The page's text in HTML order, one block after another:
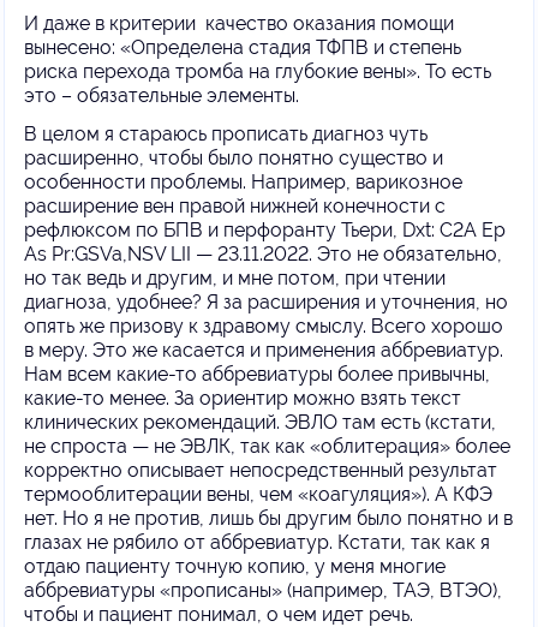
И даже в критерии качество оказания помощи
вынесено: «Определена стадия ТФПВ и степень
риска перехода тромба на глубокие вены». То есть
это – обязательные элементы.
В целом я стараюсь прописать диагноз чуть
расширенно, чтобы было понятно существо и
особенности проблемы. Например, варикозное
расширение вен правой нижней конечности с
рефлюксом по БПВ и перфоранту Тьери, Dxt: C2A Ep
As Pr:GSVa,NSV LII — 23.11.2022. Это не обязательно,
но так ведь и другим, и мне потом, при чтении
диагноза, удобнее? Я за расширения и уточнения, но
опять же призову к здравому смыслу. Всего хорошо
в меру. Это же касается и применения аббревиатур.
Нам всем какие-то аббревиатуры более привычны,
какие-то менее. За ориентир можно взять текст
клинических рекомендаций. ЭВЛО там есть (кстати,
не спроста — не ЭВЛК, так как «облитерация» более
корректно описывает непосредственный результат
термооблитерации вены, чем «коагуляция»). А КФЭ
нет. Но я не против, лишь бы другим было понятно и в
глазах не рябило от аббревиатур. Кстати, так как я
отдаю пациенту точную копию, у меня многие
аббревиатуры «прописаны» (например, ТАЭ, ВТЭО),
чтобы и пациент понимал, о чем идет речь.